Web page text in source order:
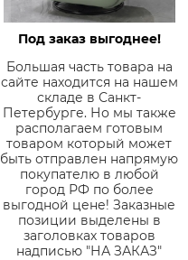
Под заказ выгоднее!
Большая часть товара на
сайте находится на нашем
складе в Санкт-
Петербурге. Но мы также
располагаем готовым
товаром который может
быть отправлен напрямую
покупателю в любой
город РФ по более
выгодной цене! Заказные
позиции выделены в
заголовках товаров
надписью "НА ЗАКАЗ"